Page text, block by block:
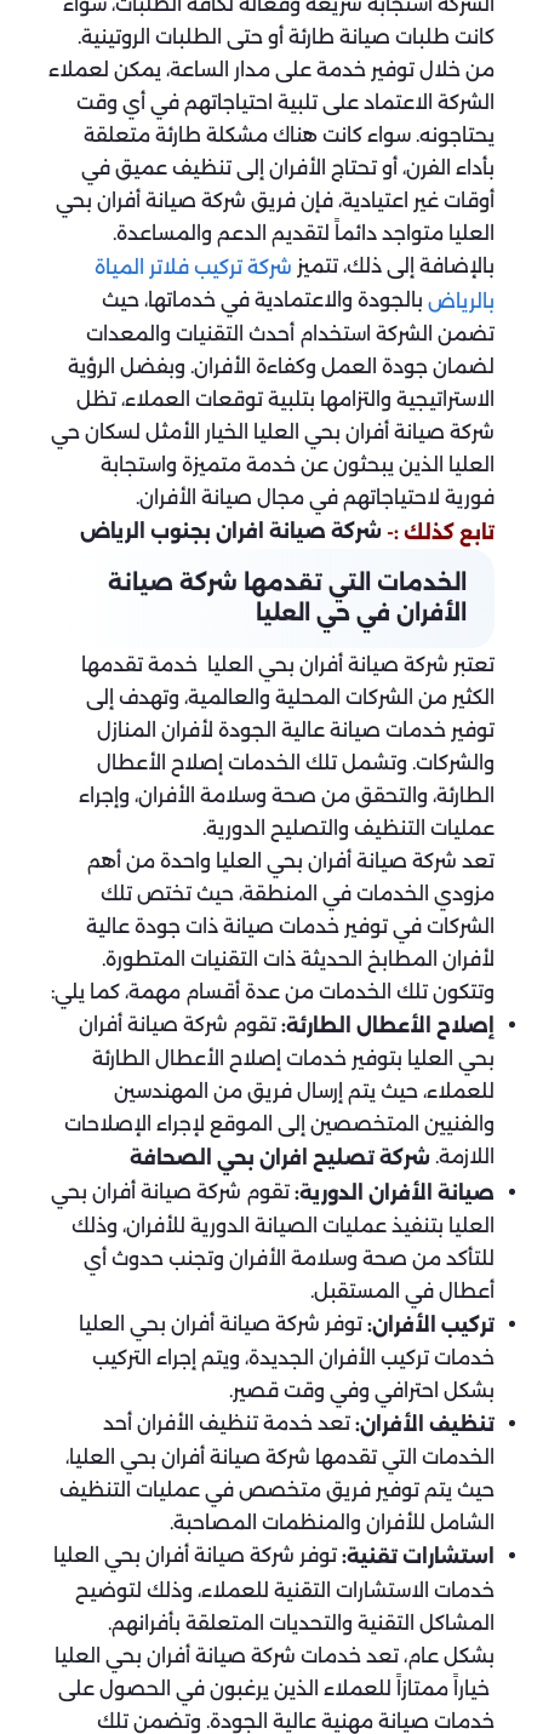
كانت طلبات صيانة طارئة أو حتى الطلبات الروتينية.
من خلال توفير خدمة على مدار الساعة، يمكن لعملاء
الشركة الاعتماد على تلبية احتياجاتهم في أي وقت
يحتاجونه. سواء كانت هناك مشكلة طارئة متعلقة
بأداء الفرن، أو تحتاج الأفران إلى تنظيف عميق في
أوقات غير اعتيادية، فإن فريق شركة صيانة أفران بحي
العليا متواجد دائماً لتقديم الدعم والمساعدة.
بالإضافة إلى ذلك، تتميز شركة تركيب فلاتر المياة
بالرياض بالجودة والاعتمادية في خدماتها، حيث
تضمن الشركة استخدام أحدث التقنيات والمعدات
لضمان جودة العمل وكفاءة الأفران. وبفضل الرؤية
الاستراتيجية والتزامها بتلبية توقعات العملاء، تظل
شركة صيانة أفران بحي العليا الخيار الأمثل لسكان حي
العليا الذين يبحثون عن خدمة متميزة واستجابة
فورية لاحتياجاتهم في مجال صيانة الأفران.
تابع كذلك :- شركة صيانة افران بجنوب الرياض
الخدمات التي تقدمها شركة صيانة
الأفران في حي العليا
تعتبر شركة صيانة أفران بحي العليا خدمة تقدمها
الكثير من الشركات المحلية والعالمية، وتهدف إلى
توفير خدمات صيانة عالية الجودة لأفران المنازل
والشركات. وتشمل تلك الخدمات إصلاح الأعطال
الطارئة، والتحقق من صحة وسلامة الأفران، وإجراء
عمليات التنظيف والتصليح الدورية.
تعد شركة صيانة أفران بحي العليا واحدة من أهم
مزودي الخدمات في المنطقة، حيث تختص تلك
الشركات في توفير خدمات صيانة ذات جودة عالية
لأفران المطابخ الحديثة ذات التقنيات المتطورة.
وتتكون تلك الخدمات من عدة أقسام مهمة، كما يلي:
إصلاح الأعطال الطارئة: تقوم شركة صيانة أفران
بحي العليا بتوفير خدمات إصلاح الأعطال الطارئة
للعملاء، حيث يتم إرسال فريق من المهندسين
والفنيين المتخصصين إلى الموقع لإجراء الإصلاحات
اللازمة. شركة تصليح افران بحي الصحافة
صيانة الأفران الدورية: تقوم شركة صيانة أفران بحي
العليا بتنفيذ عمليات الصيانة الدورية للأفران، وذلك
للتأكد من صحة وسلامة الأفران وتجنب حدوث أي
أعطال في المستقبل.
تركيب الأفران: توفر شركة صيانة أفران بحي العليا
خدمات تركيب الأفران الجديدة، ويتم إجراء التركيب
بشكل احترافي وفي وقت قصير.
تنظيف الأفران: تعد خدمة تنظيف الأفران أحد
الخدمات التي تقدمها شركة صيانة أفران بحي العليا،
حيث يتم توفير فريق متخصص في عمليات التنظيف
الشامل للأفران والمنظمات المصاحبة.
استشارات تقنية: توفر شركة صيانة أفران بحي العليا
خدمات الاستشارات التقنية للعملاء، وذلك لتوضيح
المشاكل التقنية والتحديات المتعلقة بأفرانهم.
بشكل عام، تعد خدمات شركة صيانة أفران بحي العليا
خياراً ممتازاً للعملاء الذين يرغبون في الحصول على
خدمات صيانة مهنية عالية الجودة. وتضمن تلك